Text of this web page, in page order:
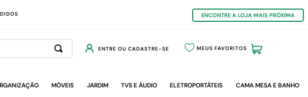
ENCONTRE A LOJA MAIS PRÓXIMA
ENTRE OU CADASTRE-SE MEUS FAVORITOS
MÓVEIS JARDIM TVS E ÁUDIO ELETROPORTÁTEIS CAMA MESA E BANHO